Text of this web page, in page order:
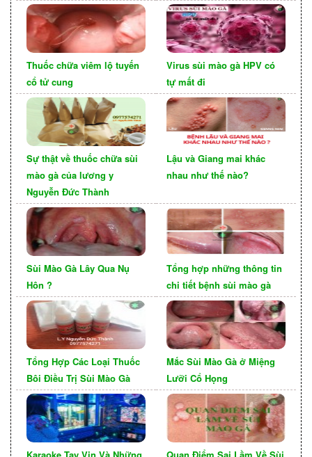
chứng nghiêm trọng, chẳng hạn như mù lòa. Do
đó, người bệnh cần được điều trị sớm để ngăn
ngừa các biến chứng. Nó cũng giống như việc
điều trị bệnhViêm lộ tuyến cổ tử cungở nữ giới
hiện nay.
Phòng ngừa sùi mào gà ở mắt
Để phòng ngừa sùi mào gà ở mắt, bạn nên thực
hiện các biện pháp sau:
Quan hệ tình dục an toàn bằng cách sử dụng
bao cao su đúng cách.
Không dùng chung đồ dùng cá nhân với người
mắc bệnh.
Tiêm vắc-xin HPV để phòng ngừa nhiễm virus
HPV.
Thuốc chữa viêm lộ tuyến
cổ tử cung
Virus sùi mào gà HPV có
tự mất đi
Sự thật về thuốc chữa sùi
mào gà của lương y
Nguyễn Đức Thành
Lậu và Giang mai khác
nhau như thế nào?
Sùi Mào Gà Lây Qua Nụ
Hôn ?
Tổng hợp những thông tin
chi tiết bệnh sùi mào gà
Tổng Hợp Các Loại Thuốc
Bôi Điều Trị Sùi Mào Gà
Mắc Sùi Mào Gà ở Miệng
Lưỡi Cổ Họng